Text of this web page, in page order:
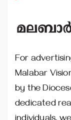
For
Malabar
by the
dedicated